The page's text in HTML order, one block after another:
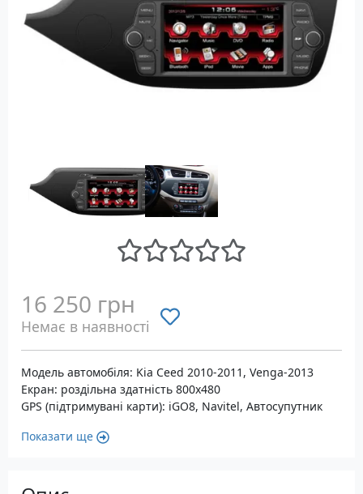
16 250 грн
Немає в наявності
Модель автомобіля: Kia Ceed 2010-2011, Venga-2013
Екран: роздільна здатність 800х480
GPS (підтримувані карти): iGO8, Navitel, Автосупутник
Показати ще